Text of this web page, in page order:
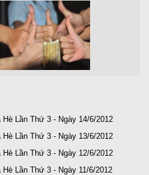
Lần Thứ 3 - Ngày 14/6/2012
Lần Thứ 3 - Ngày 13/6/2012
Lần Thứ 3 - Ngày 12/6/2012
Lần Thứ 3 - Ngày 11/6/2012